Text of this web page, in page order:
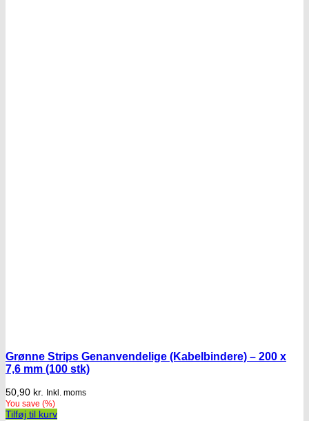
Grønne Strips Genanvendelige (Kabelbindere) – 200 x
7,6 mm (100 stk)
50,90 kr. Inkl. moms
You save (%)
Tilføj til kurv